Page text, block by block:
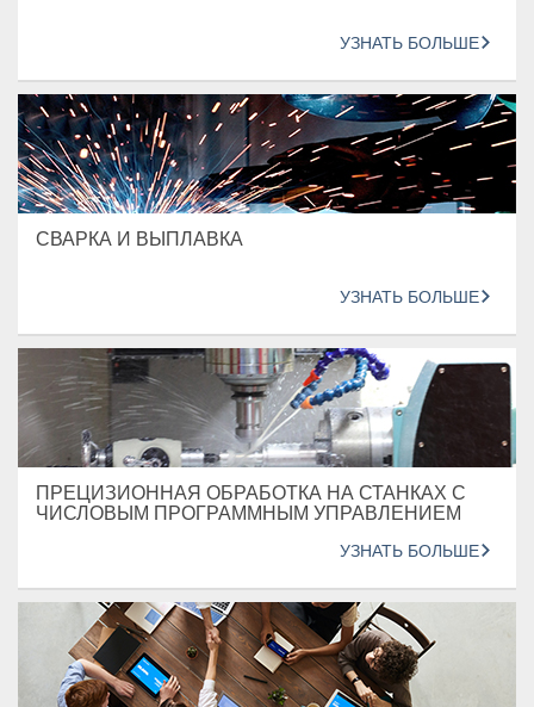
УЗНАТЬ БОЛЬШЕ
СВАРКА И ВЫПЛАВКА
УЗНАТЬ БОЛЬШЕ
ПРЕЦИЗИОННАЯ ОБРАБОТКА НА СТАНКАХ С
ЧИСЛОВЫМ ПРОГРАММНЫМ УПРАВЛЕНИЕМ
УЗНАТЬ БОЛЬШЕ